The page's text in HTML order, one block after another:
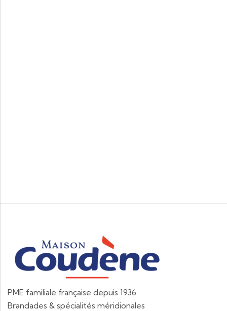
PME familiale française depuis 1936
Brandades & spécialités méridionales